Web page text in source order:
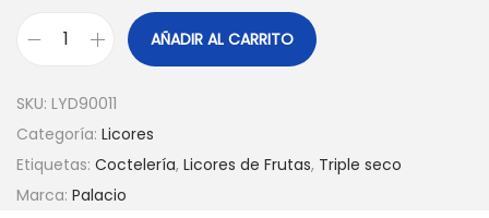
L
A
C
I
AÑADIR AL CARRITO
SKU: LYD90011
Categoría: Licores
Etiquetas: Coctelería, Licores de Frutas, Triple seco
Marca: Palacio